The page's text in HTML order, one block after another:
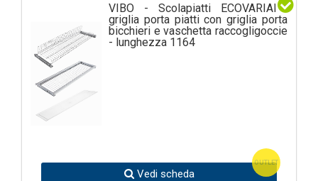
VIBO - Scolapiatti ECOVARIANT
griglia porta piatti con griglia porta
bicchieri e vaschetta raccogligoccie
- lunghezza 1164
OUTLET
Vedi scheda